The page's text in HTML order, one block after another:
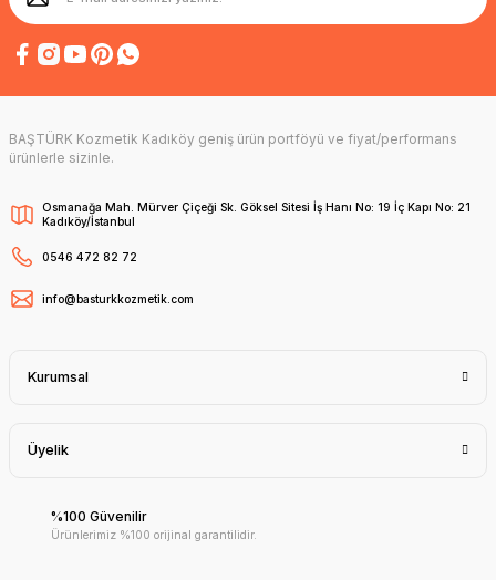
BAŞTÜRK Kozmetik Kadıköy geniş ürün portföyü ve fiyat/performans
ürünlerle sizinle.
Osmanağa Mah. Mürver Çiçeği Sk. Göksel Sitesi İş Hanı No: 19 İç Kapı No: 21
Kadıköy/İstanbul
0546 472 82 72
info@basturkkozmetik.com
Kurumsal
Üyelik
%100 Güvenilir
Ürünlerimiz %100 orijinal garantilidir.